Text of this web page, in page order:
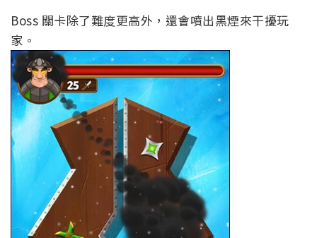
Boss 關卡除了難度更高外，還會噴出黑煙來干擾玩
家。